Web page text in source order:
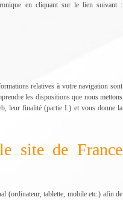
en cliquant sur le lien suivant :
relatives à votre navigation sont
les dispositions que nous mettons
leur finalité (partie I.) et vous donne la
site de France
(ordinateur, tablette, mobile etc.) afin de